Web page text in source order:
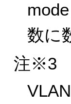
数に
注※3